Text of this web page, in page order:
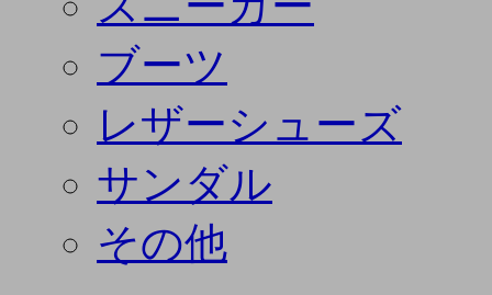
ブーツ
レザーシューズ
サンダル
その他